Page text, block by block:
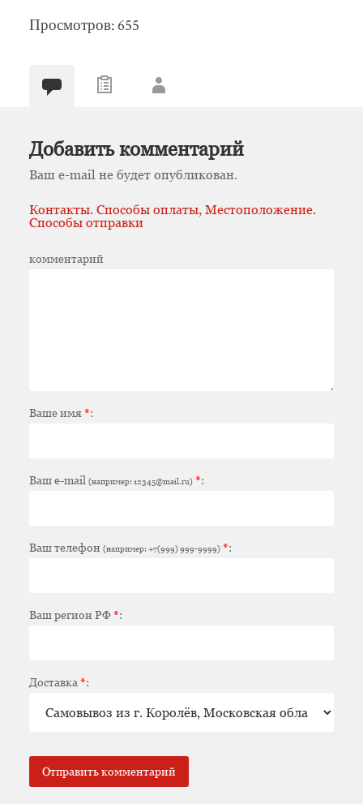
Просмотров: 655
Добавить комментарий
Ваш e-mail не будет опубликован.
Контакты. Способы оплаты, Местоположение.
Способы отправки
комментарий
Ваше имя*:
Ваш e-mail (например: 12345@mail.ru) *:
Ваш телефон (например: +7(999) 999-9999) *:
Ваш регион РФ*:
Доставка *: